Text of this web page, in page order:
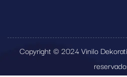
Copyright © 2024 Vinilo